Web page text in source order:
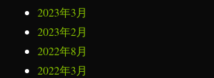
2023年3月
2023年2月
2022年8月
2022年3月